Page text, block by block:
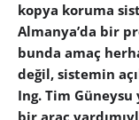
kopya koruma
Almanya’da bir
bunda amaç
değil, sistemin
Ing. Tim